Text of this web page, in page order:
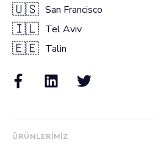
🇺🇸 San Francisco
🇮🇱 Tel Aviv
🇪🇪 Talin
ÜRÜNLERIMIZ